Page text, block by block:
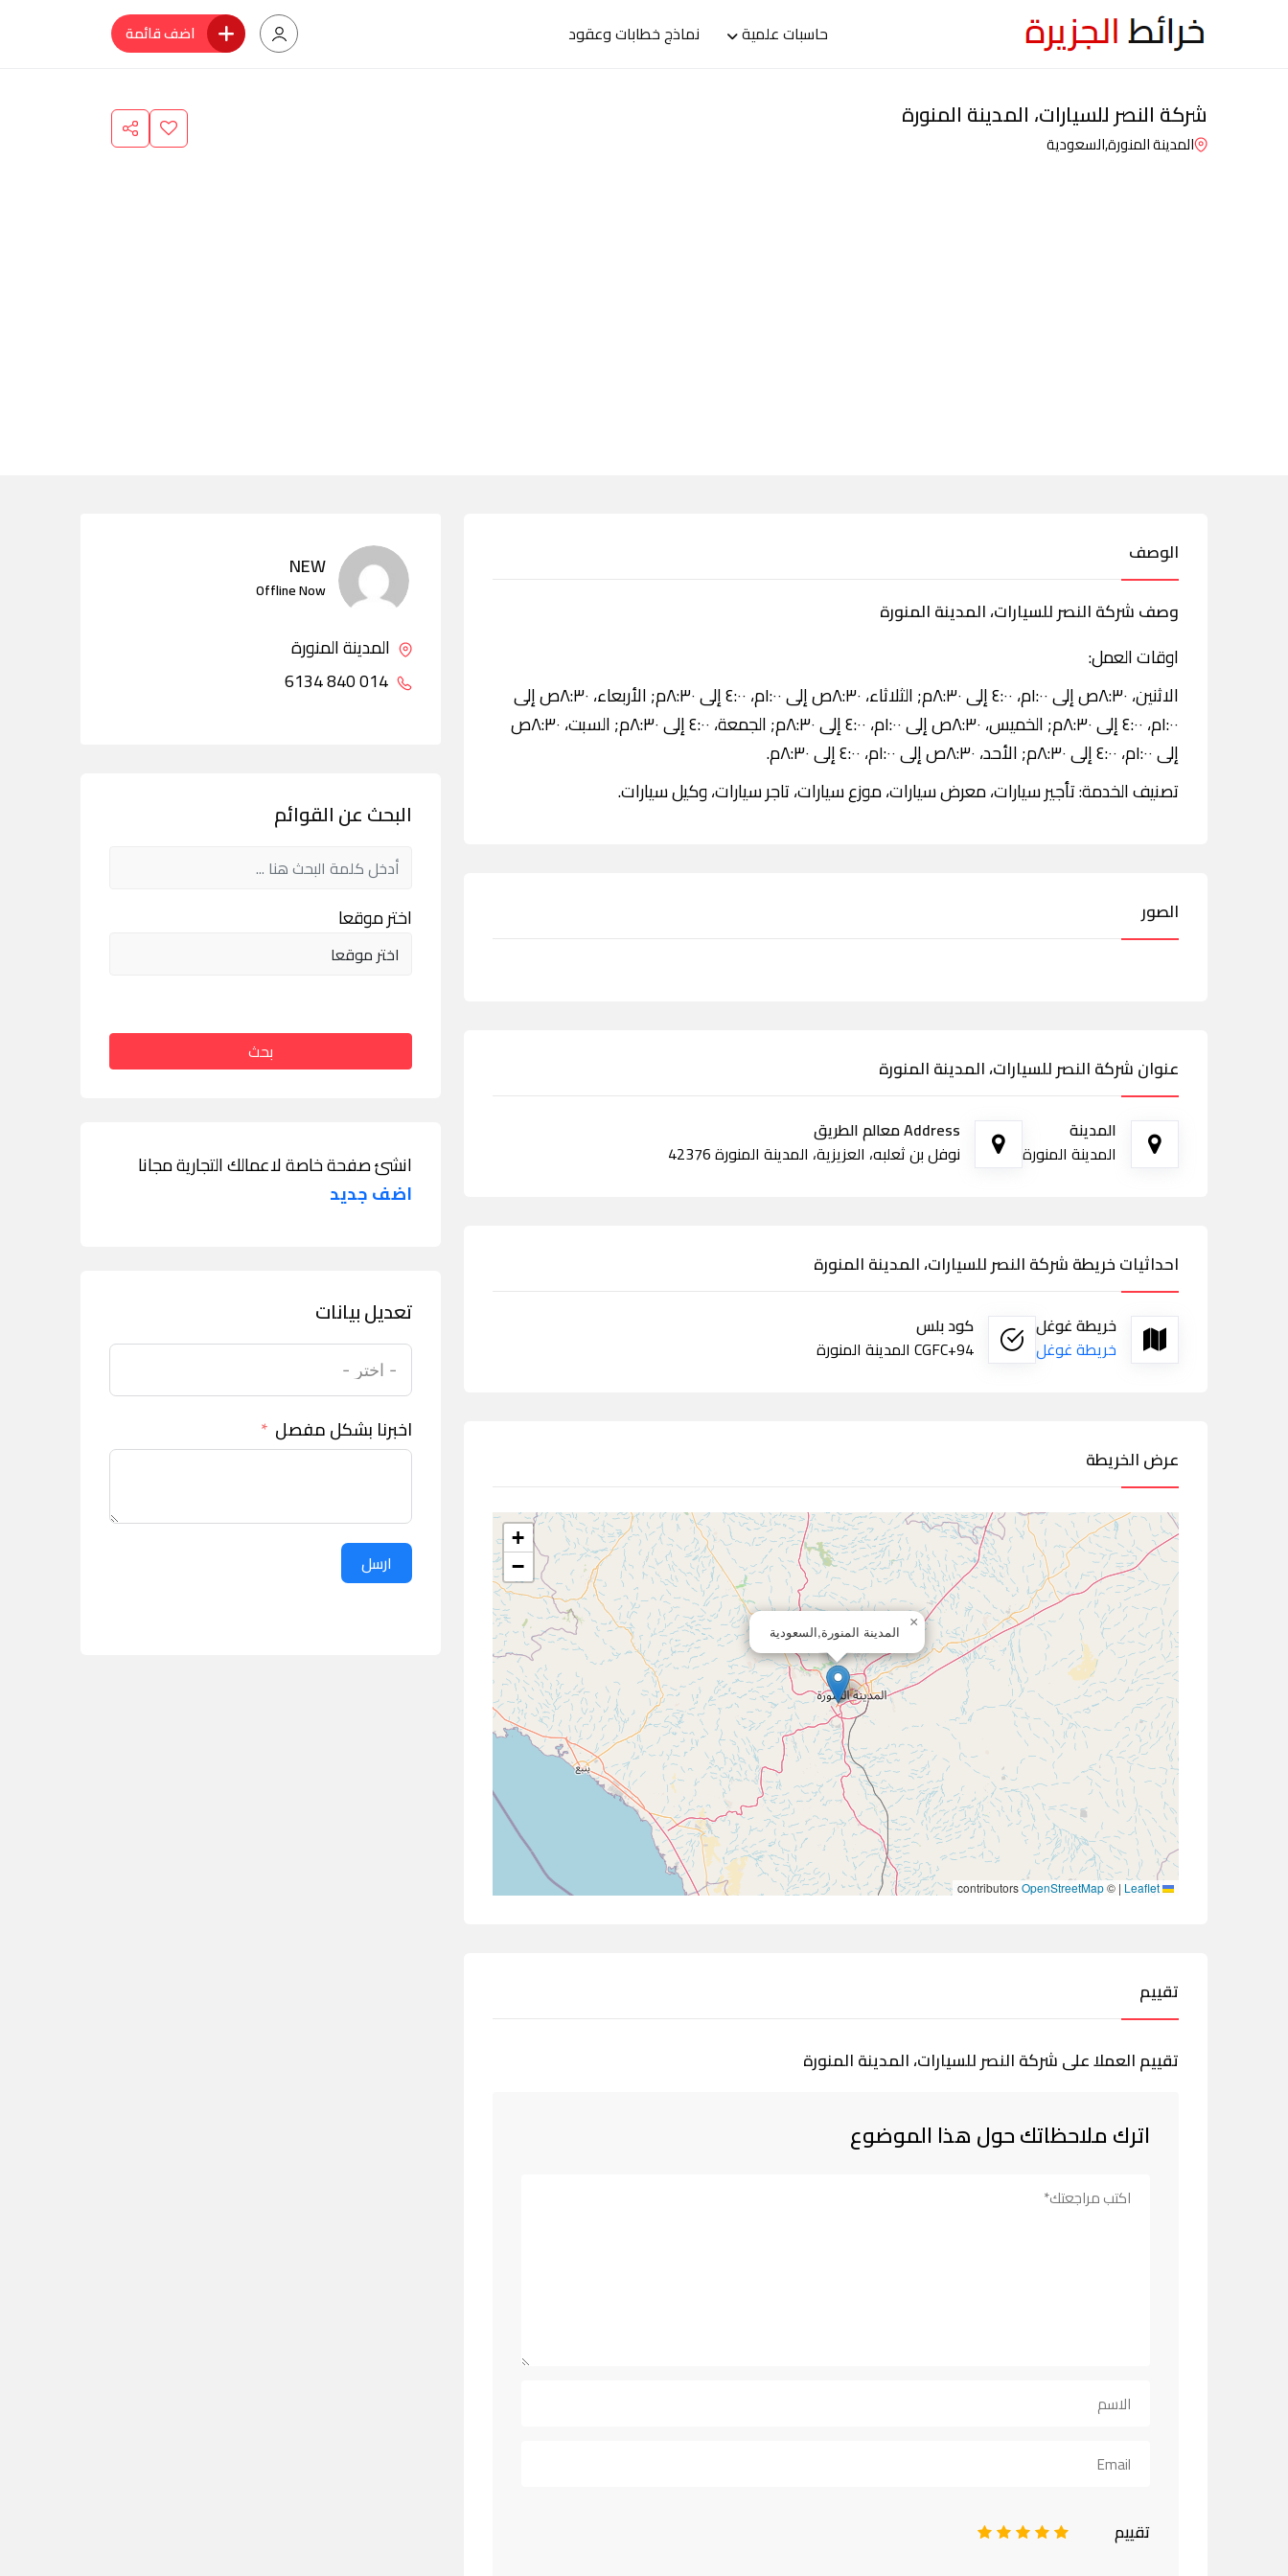
حاسبات علمية نماذج خطابات وعقود اضف قائمة
شركة النصر للسيارات، المدينة المنورة
المدينة المنورة,السعودية
الوصف
وصف شركة النصر للسيارات، المدينة المنورة
اوقات العمل:
الاثنين، ٨:٣٠ص إلى ١:٠٠م، ٤:٠٠ إلى ٨:٣٠م; الثلاثاء، ٨:٣٠ص إلى ١:٠٠م، ٤:٠٠ إلى ٨:٣٠م; الأربعاء، ٨:٣٠ص إلى
١:٠٠م، ٤:٠٠ إلى ٨:٣٠م; الخميس، ٨:٣٠ص إلى ١:٠٠م، ٤:٠٠ إلى ٨:٣٠م; الجمعة، ٤:٠٠ إلى ٨:٣٠م; السبت، ٨:٣٠ص
إلى ١:٠٠م، ٤:٠٠ إلى ٨:٣٠م; الأحد، ٨:٣٠ص إلى ١:٠٠م، ٤:٠٠ إلى ٨:٣٠م.
تصنيف الخدمة: تأجير سيارات، معرض سيارات، موزع سيارات، تاجر سيارات، وكيل سيارات.
الصور
عنوان شركة النصر للسيارات، المدينة المنورة
المدينة
المدينة المنورة
Address معالم الطريق
نوفل بن ثعلبه، العزيزية، المدينة المنورة 42376
احداثيات خريطة شركة النصر للسيارات، المدينة المنورة
خريطة غوغل
خريطة غوغل
كود بلس
CGFC+94 المدينة المنورة
عرض الخريطة
المدينة المنورة,السعودية
×
+
−
|
©
OpenStreetMap
تقييم
تقييم العملا على شركة النصر للسيارات، المدينة المنورة
اترك ملاحظاتك حول هذا الموضوع
تقييم 5
4
3
2
NEW
Offline Now
المدينة المنورة
البحث عن القوائم
اختر موقعا
بحث
انشئ صفحة خاصة لاعمالك التجارية مجانا
اضف جديد
تعديل بيانات
اخبرنا بشكل مفصل
ارسل